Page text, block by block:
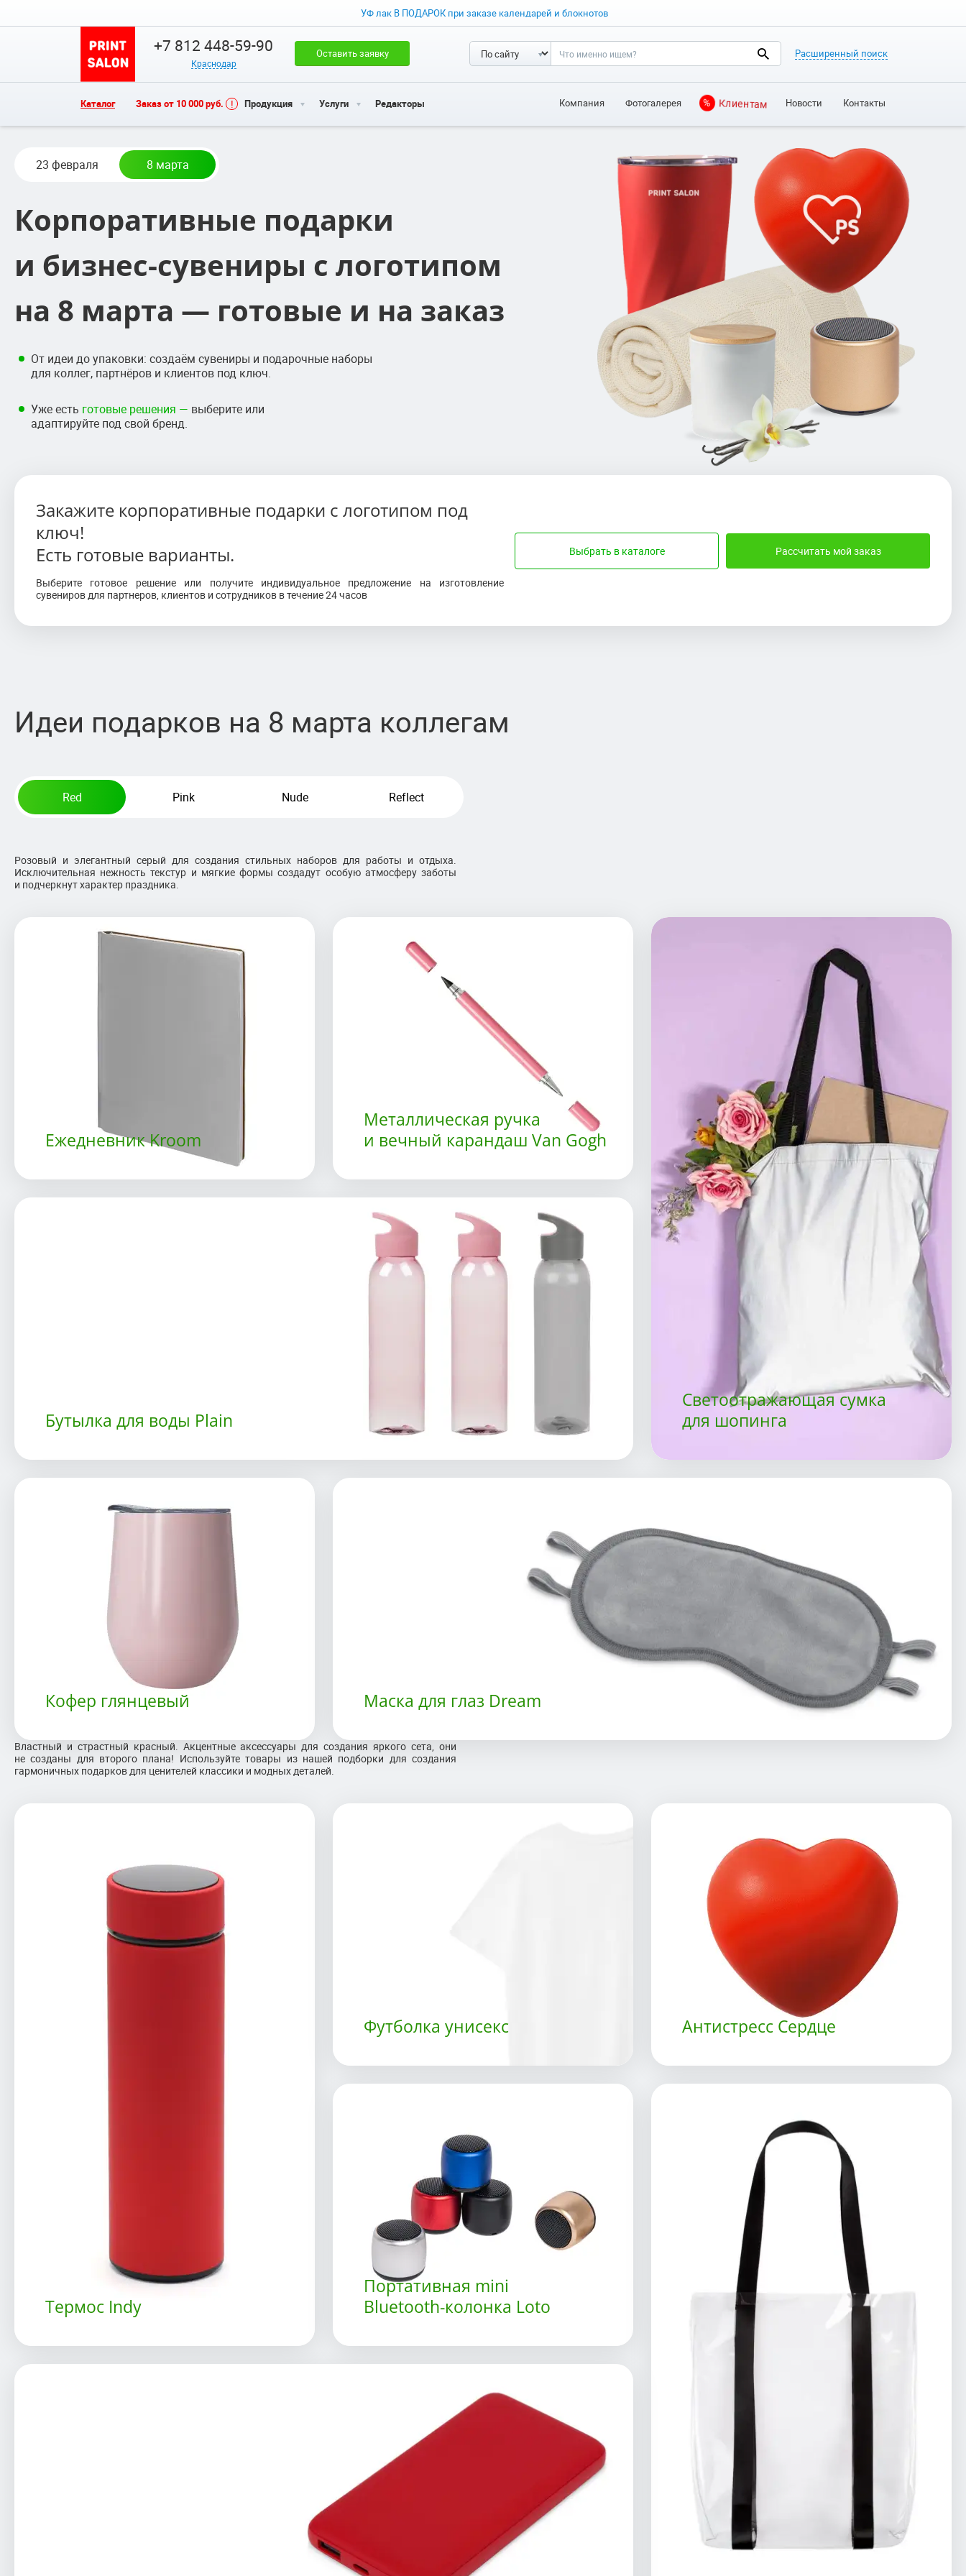
УФ лак В ПОДАРОК при заказе календарей и блокнотов
+7 812 448-59-90
Краснодар
Оставить заявку Расширенный поиск
Каталог Заказ от 10 000 руб. Продукция Услуги Редакторы Компания Фотогалерея % Клиентам Новости Контакты
23 февраля 8 марта
Корпоративные подарки
и бизнес-сувениры с логотипом
на 8 марта — готовые и на заказ
От идеи до упаковки: создаём сувениры и подарочные наборы
для коллег, партнёров и клиентов под ключ.
Уже есть готовые решения — выберите или
адаптируйте под свой бренд.
Закажите корпоративные подарки с логотипом под
ключ!
Есть готовые варианты.
Выберите готовое решение или получите индивидуальное предложение на изготовление
сувениров для партнеров, клиентов и сотрудников в течение 24 часов
Выбрать в каталоге Рассчитать мой заказ
Идеи подарков на 8 марта коллегам
Red Pink Nude Reflect
Розовый и элегантный серый для создания стильных наборов для работы и отдыха.
Исключительная нежность текстур и мягкие формы создадут особую атмосферу заботы
и подчеркнут характер праздника.
Ежедневник Kroom
Металлическая ручка
и вечный карандаш Van Gogh
Светоотражающая сумка
для шопинга
Бутылка для воды Plain
Кофер глянцевый Маска для глаз Dream
Властный и страстный красный. Акцентные аксессуары для создания яркого сета, они
не созданы для второго плана! Используйте товары из нашей подборки для создания
гармоничных подарков для ценителей классики и модных деталей.
Термос Indy
Футболка унисекс Антистресс Сердце
Портативная mini
Bluetooth-колонка Loto